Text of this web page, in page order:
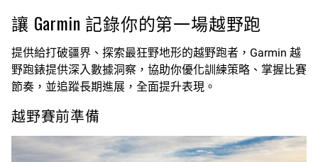
讓 Garmin 記錄你的第一場越野跑
提供給打破疆界、探索最狂野地形的越野跑者，Garmin 越
野跑錶提供深入數據洞察，協助你優化訓練策略、掌握比賽
節奏，並追蹤長期進展，全面提升表現。
越野賽前準備